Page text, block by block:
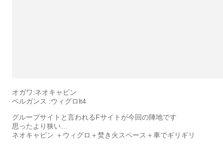
オガワ:ネオキャビン
ベルガンス :ウィグロlt4
グループサイトと言われるFサイトが今回の陣地です
思ったより狭い…
ネオキャビン ＋ウィグロ＋焚き火スペース＋車でギリギリ